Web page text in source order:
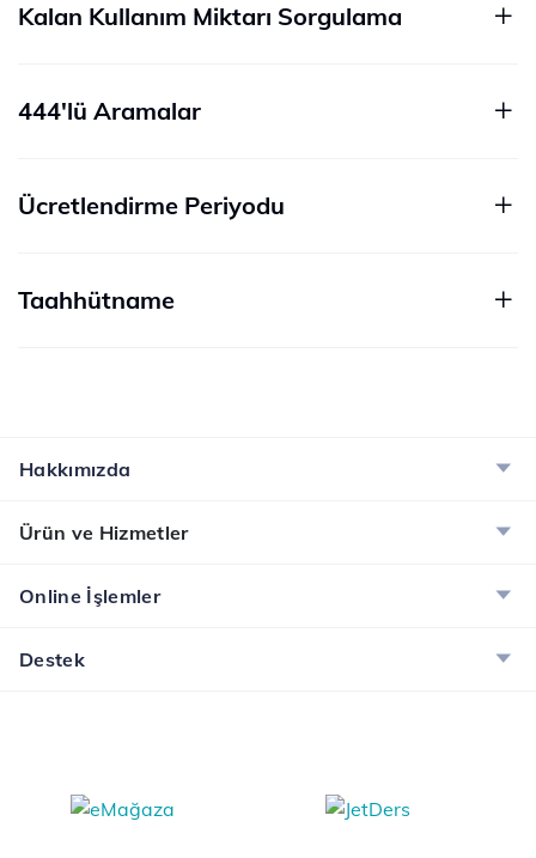
Kalan Kullanım Miktarı Sorgulama
444'lü Aramalar
Ücretlendirme Periyodu
Taahhütname
Hakkımızda
Ürün ve Hizmetler
Online İşlemler
Destek